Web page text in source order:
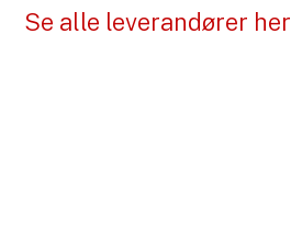
Se alle leverandører her